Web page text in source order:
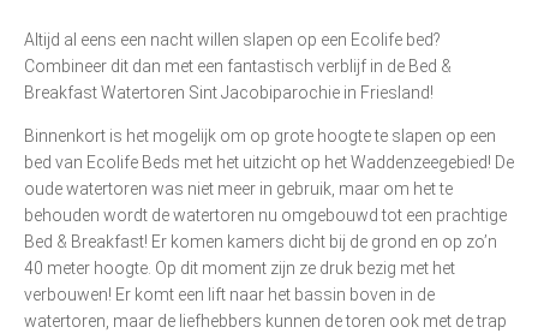
Altijd al eens een nacht willen slapen op een Ecolife bed?
Combineer dit dan met een fantastisch verblijf in de Bed &
Breakfast Watertoren Sint Jacobiparochie in Friesland!
Binnenkort is het mogelijk om op grote hoogte te slapen op een
bed van Ecolife Beds met het uitzicht op het Waddenzeegebied! De
oude watertoren was niet meer in gebruik, maar om het te
behouden wordt de watertoren nu omgebouwd tot een prachtige
Bed & Breakfast! Er komen kamers dicht bij de grond en op zo’n
40 meter hoogte. Op dit moment zijn ze druk bezig met het
verbouwen! Er komt een lift naar het bassin boven in de
watertoren, maar de liefhebbers kunnen de toren ook met de trap